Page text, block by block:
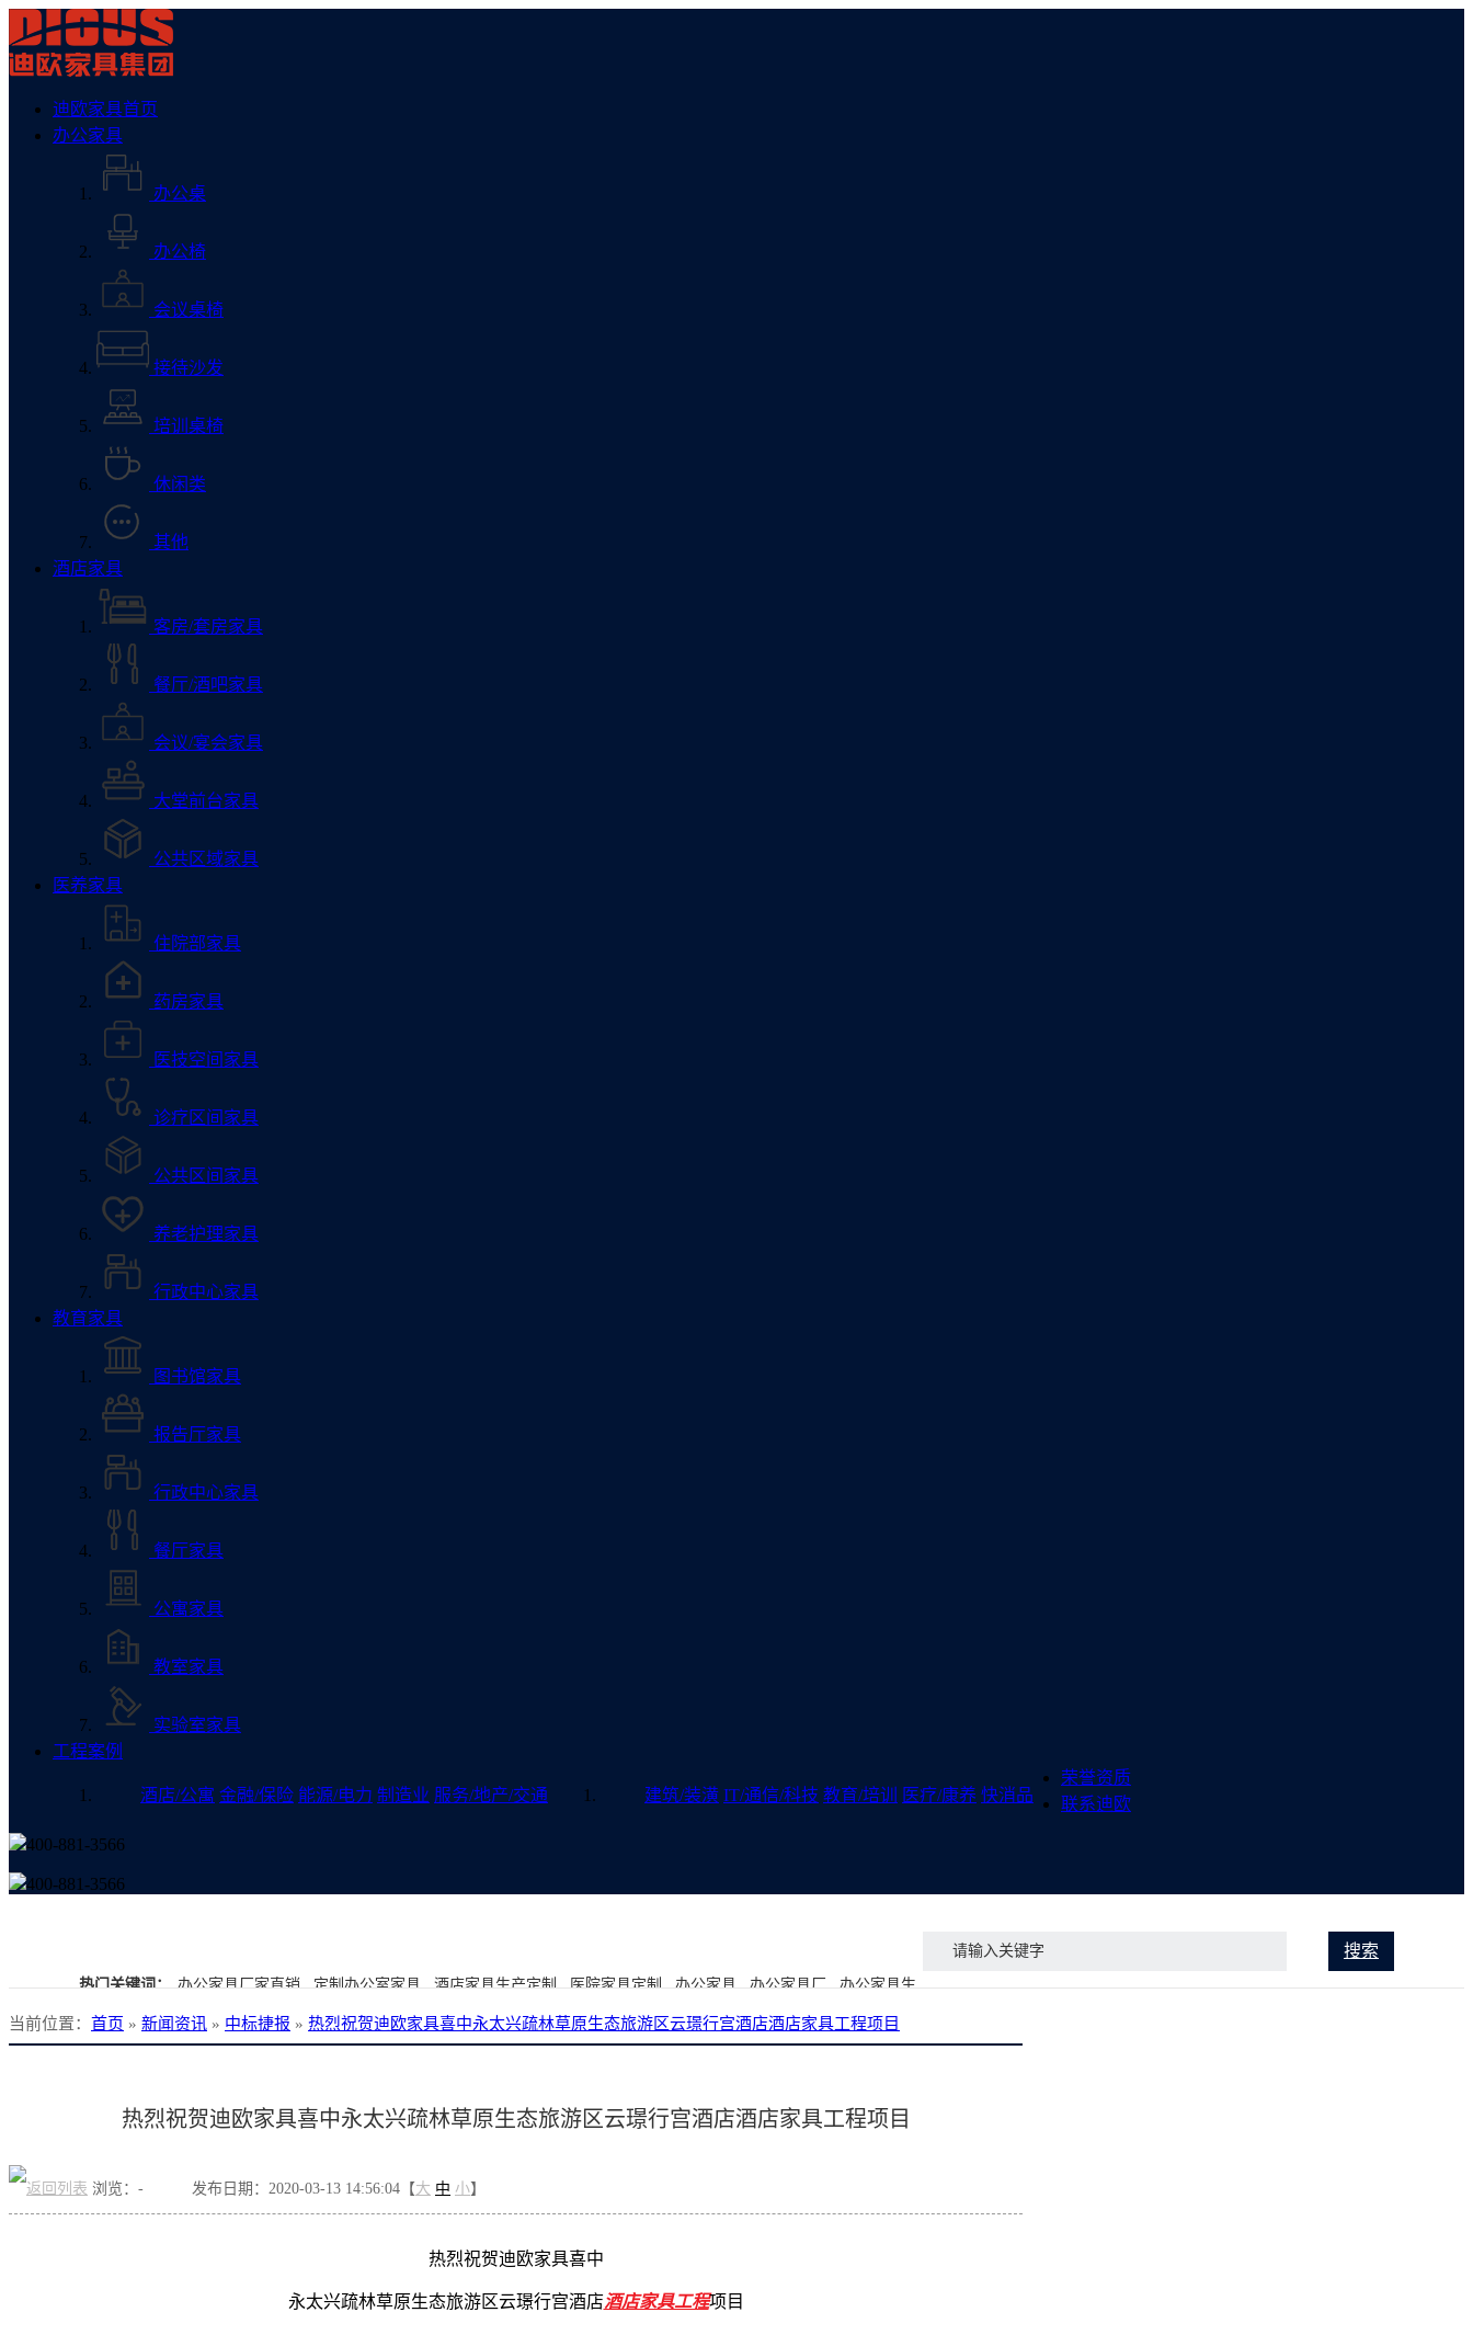
迪欧家具首页
办公家具
办公桌
办公椅
会议桌椅
接待沙发
培训桌椅
休闲类
其他
酒店家具
客房/套房家具
餐厅/酒吧家具
会议/宴会家具
大堂前台家具
公共区域家具
医养家具
住院部家具
药房家具
医技空间家具
诊疗区间家具
公共区间家具
养老护理家具
行政中心家具
教育家具
图书馆家具
报告厅家具
行政中心家具
餐厅家具
公寓家具
教室家具
实验室家具
工程案例
酒店/公寓 金融/保险 能源/电力 制造业 服务/地产/交通 建筑/装潢 IT/通信/科技 教育/培训 医疗/康养 快消品
荣誉资质
联系迪欧
400-881-3566
400-881-3566
热门关键词： 办公家具厂家直销 定制办公室家具 酒店家具生产定制 医院家具定制 办公家具 办公家具厂 办公家具生
搜索
当前位置： 首页 » 新闻资讯 » 中标捷报 » 热烈祝贺迪欧家具喜中永太兴疏林草原生态旅游区云璟行宫酒店酒店家具工程项目
热烈祝贺迪欧家具喜中永太兴疏林草原生态旅游区云璟行宫酒店酒店家具工程项目
浏览： - 发布日期：2020-03-13 14:56:04【大 中 小】
热烈祝贺迪欧家具喜中
永太兴疏林草原生态旅游区云璟行宫酒店酒店家具工程项目